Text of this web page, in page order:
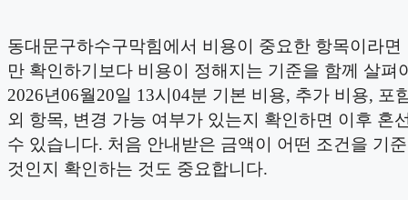
동대문구하수구막힘에서 비용이 중요한 항목이라면
만 확인하기보다 비용이 정해지는 기준을 함께 살펴
2026년06월20일 13시04분 기본 비용, 추가 비용, 포
외 항목, 변경 가능 여부가 있는지 확인하면 이후 혼
수 있습니다. 처음 안내받은 금액이 어떤 조건을 기
것인지 확인하는 것도 중요합니다.